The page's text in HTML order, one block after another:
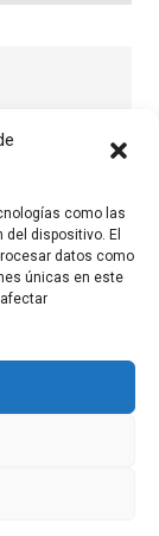
como las
dispositivo. El
datos como
únicas en este